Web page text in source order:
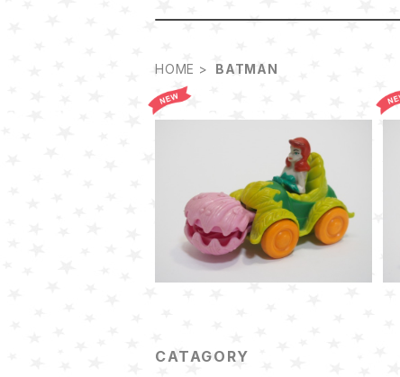
HOME BATMAN
マクドナルド ハッピーミールト
イ1993のポイズンアイビーのフ
ラワー・カー
¥500
SOLD OUT
CATAGORY